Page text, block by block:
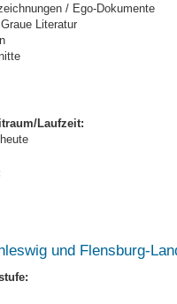
/ Ego-Dokumente
Literatur
Laufzeit:
und Flensburg-